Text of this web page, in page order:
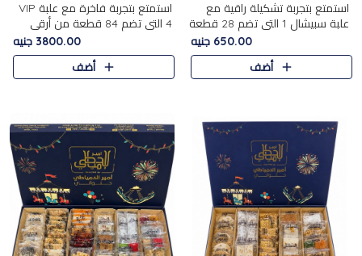
استمتع بتجربة تشكيلة راقية مع
علبة سبيشال 1 التي تضم 28 قطعة
من تشكيلة مختارة بعناية من أفخر
حلويات المولد المصرية الأصلية
الشرقية. تحتوي ال..
650.00 جنيه
أضف
استمتع بتجربة فاخرة مع علبة VIP
4 التي تضم 84 قطعة من أرقى
حلويات المولد الشرقية، في تشكيلة
غنية تجمع بين الحلويات التقليدية
والمكسرات الفاخرة. تحتوي العلبة
3800.00 جنيه
أضف